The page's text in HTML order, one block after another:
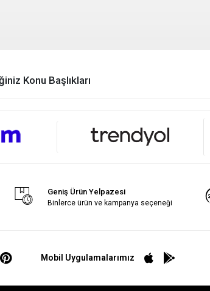
Konu Başlıkları
Geniş Ürün Yelpazesi
Binlerce ürün ve kampanya seçeneği
Mobil Uygulamalarımız